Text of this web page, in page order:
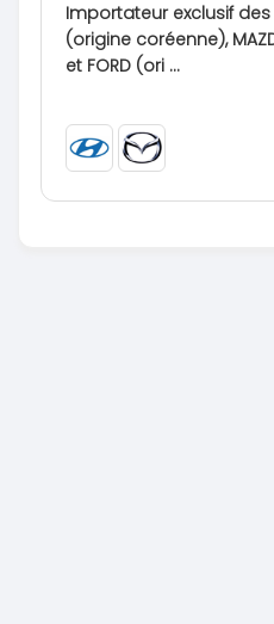
Importateur exclusif des
(origine coréenne),
et FORD (ori ...